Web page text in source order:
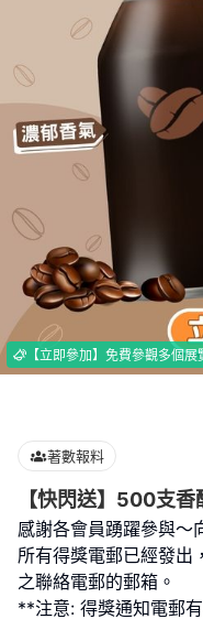
【立即參加】免費參觀多個展
著數報料
【快閃送】500支香
感謝各會員踴躍參與～
所有得獎電郵已經發出
之聯絡電郵的郵箱。
**注意: 得獎通知電郵